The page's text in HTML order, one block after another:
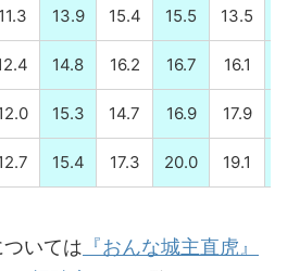
11.3 13.9 15.4 15.5 13.5
14.8 16.2 16.7 16.1
15.3 14.7 16.9 17.9
15.4 17.3 20.0 19.1
いては 『おんな城主直虎』